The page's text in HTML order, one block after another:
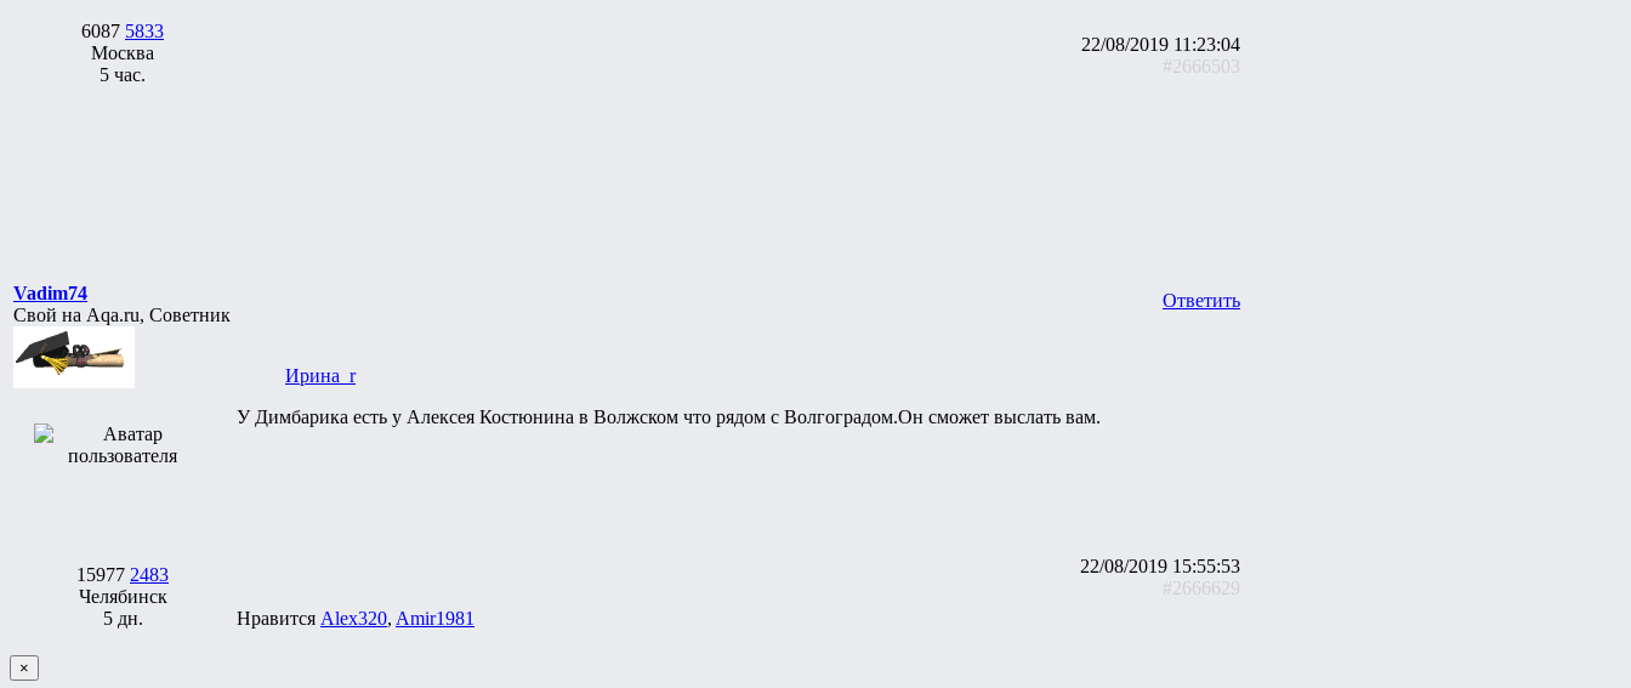
6087 5833
Москва
5 час.
22/08/2019 11:23:04
#2666503
Vadim74
Свой на Aqa.ru, Советник
15977 2483
Челябинск
5 дн.
Ответить
Ирина_r
У Димбарика есть у Алексея Костюнина в Волжском что рядом с Волгоградом.Он сможет выслать вам.
22/08/2019 15:55:53
#2666629
Нравится Alex320, Amir1981
×